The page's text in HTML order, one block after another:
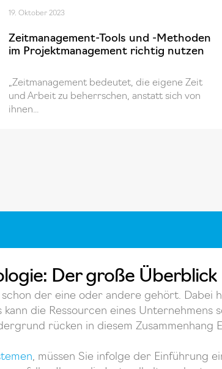
19. Oktober 2023
Zeitmanagement-Tools und -Methoden
im Projektmanagement richtig nutzen
„Zeitmanagement bedeutet, die eigene Zeit
und Arbeit zu beherrschen, anstatt sich von
ihnen...
Der große Überblick
der eine oder andere gehört. Dabei
die Ressourcen eines Unternehmens
rücken in diesem Zusammenhang
, müssen Sie infolge der Einführung